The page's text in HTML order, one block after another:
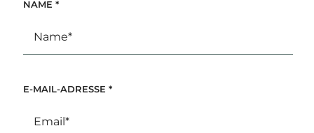
NAME *
E-MAIL-ADRESSE *